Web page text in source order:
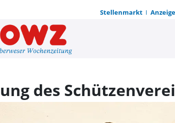
Stellenmarkt
Erfolgreiche
des